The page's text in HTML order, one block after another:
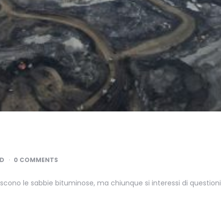
0 COMMENTS
le sabbie bituminose, ma chiunque si interessi di